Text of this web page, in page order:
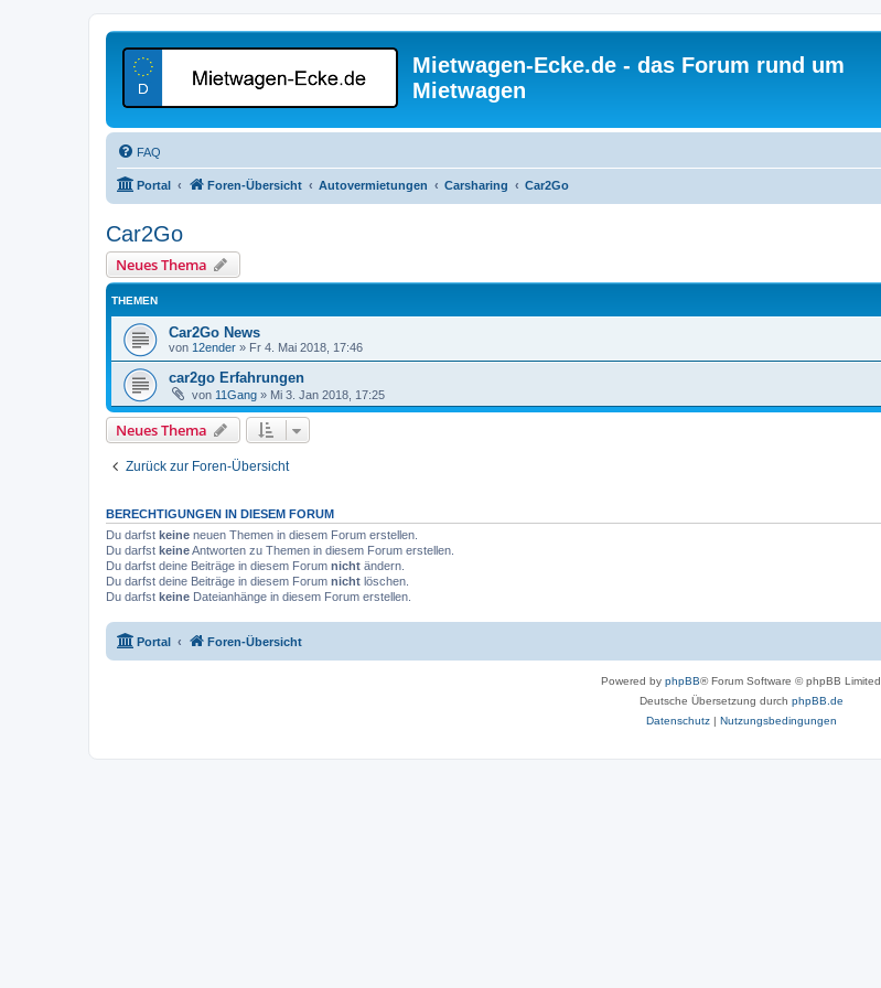
Mietwagen-Ecke.de - das Forum rund um
Mietwagen
FAQ
Portal Foren-Übersicht Autovermietungen Carsharing Car2Go
Car2Go
Neues Thema
THEMEN
Car2Go News
von 12ender » Fr 4. Mai 2018, 17:46
car2go Erfahrungen
von 11Gang » Mi 3. Jan 2018, 17:25
Neues Thema
Zurück zur Foren-Übersicht
BERECHTIGUNGEN IN DIESEM FORUM
Du darfst keine neuen Themen in diesem Forum erstellen.
Du darfst keineAntworten zu Themen in diesem Forum erstellen.
Du darfst deine Beiträge in diesem Forum nicht ändern.
Du darfst deine Beiträge in diesem Forum nicht löschen.
Du darfst keine Dateianhänge in diesem Forum erstellen.
Portal Foren-Übersicht
Powered by phpBB® Forum Software © phpBB Limited
Deutsche Übersetzung durch phpBB.de
Datenschutz| Nutzungsbedingungen